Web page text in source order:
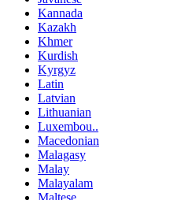
Kannada
Kazakh
Khmer
Kurdish
Kyrgyz
Latin
Latvian
Lithuanian
Luxembou..
Macedonian
Malagasy
Malay
Malayalam
Maltese